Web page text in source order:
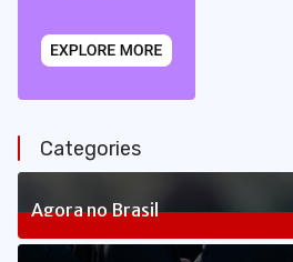
Categories
Agora no Brasil
240Posts